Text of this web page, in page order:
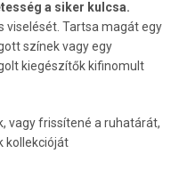
a siker kulcsa.
viselését. Tartsa magát egy
színek vagy egy
kiegészítők kifinomult
vagy frissítené a ruhatárát,
kollekcióját